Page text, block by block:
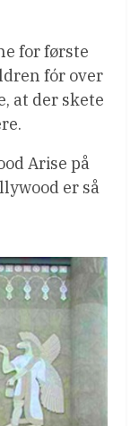
for første
fór over
at der skete
Arise på
er så